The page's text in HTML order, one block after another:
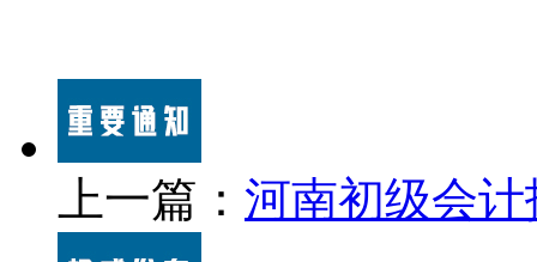
上一篇： 河南初级会